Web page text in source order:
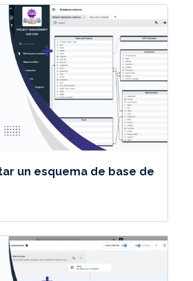
un esquema de base de